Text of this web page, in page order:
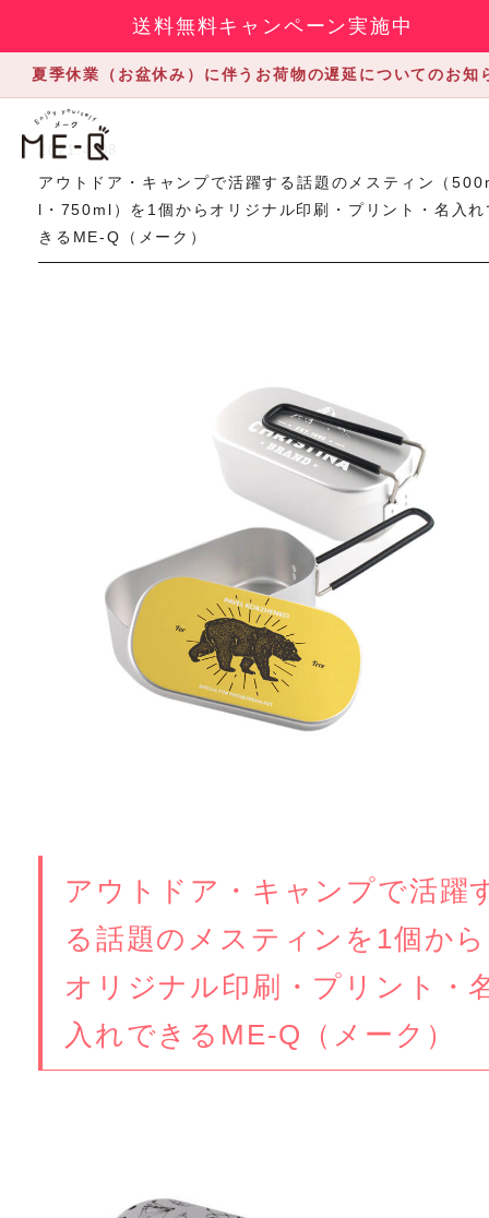
送料無料キャンペーン実施中
夏季休業（お盆休み）に伴うお荷物の遅延についてのお知
2021.4.08
アウトドア・キャンプで活躍する話題のメスティン（
l・750ml）を1個からオリジナル印刷・プリント・名入れ
きるME-Q（メーク）
アウトドア・キャンプで活躍
る話題のメスティンを1個から
オリジナル印刷・プリント・
入れできるME-Q（メーク）